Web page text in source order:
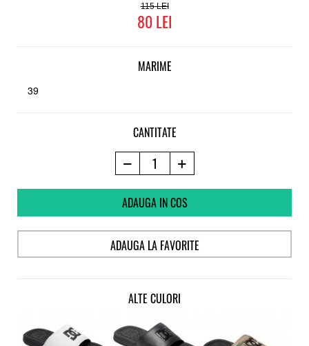
115
80
MARIME
39
CANTITATE
ADAUGA IN COS
ADAUGA LA FAVORITE
ALTE CULORI